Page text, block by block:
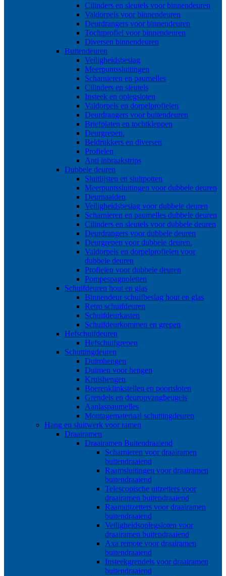
Cilinders en sleutels voor binnendeuren
Valdorpels voor binnendeuren
Deurdrangers voor binnendeuren
Tochtprofiel voor binnendeuren
Diversen binnendeuren
Buitendeuren
Veiligheidsbeslag
Meerpuntssluitingen
Scharnieren en paumelles
Cilinders en sleutels
Insteek en oplegsloten
Valdorpels en dorpelprofielen
Deurdrangers voor buitendeuren
Briefplaten en tochtkleppen
Deurgrepen.
Beldrukkers en diversen
Profielen
Anti inbraakstrips
Dubbele deuren
Sluitlijsten en sluitpotten
Meerpuntssluitingen voor dubbele deuren
Deurnaalden
Veiligheidsbeslag voor dubbele deuren
Scharnieren en paumelles dubbele deuren
Cilinders en sleutels voor dubbele deuren
Deurdrangers voor dubbele deuren
Deurgrepen voor dubbele deuren.
Valdorpels en dorpelprofielen voor
dubbele deuren
Profielen voor dubbele deuren
Pompespagnoletten
Schuifdeuren hout en glas
Binnendeur schuifbeslag hout en glas
Retro schuifdeuren
Schuifdeurkasten
Schuifdeurkommen en grepen
Hefschuifdeuren
Hefschuifgrepen
Schuttingdeuren
Duimhengen
Duimen voor hengen
Kruishengen
Boerenklinkstellen en poortsloten
Grendels en deuropvangbeugels
Aanlaspaumelles
Montagemateriaal schuttingdeuren
Hang en sluitwerk voor ramen
Draairamen
Draairamen Buitendraaiend
Scharnieren voor draairamen
buitendraaiend
Raamsluitingen voor draairamen
buitendraaiend
Telescopische uitzetters voor
draairamen buitendraaiend
Raamuitzetters voor draairamen
buitendraaiend
Veiligheidsoplegsloten voor
draairamen buitendraaiend
Axa remote voor draairamen
buitendraaiend
Insteekgrendels voor draairamen
buitendraaiend